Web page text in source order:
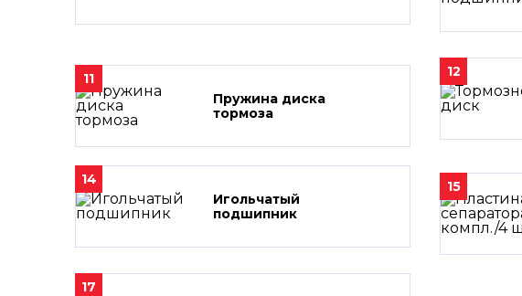
11
Пружина диска
тормоза
12
14
Игольчатый
подшипник
15
17